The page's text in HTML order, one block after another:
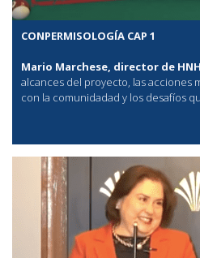
CONPERMISOLOGÍA CAP 1
Mario Marchese, director de
alcances del proyecto, las acciones
con la comunidadad y los desafíos